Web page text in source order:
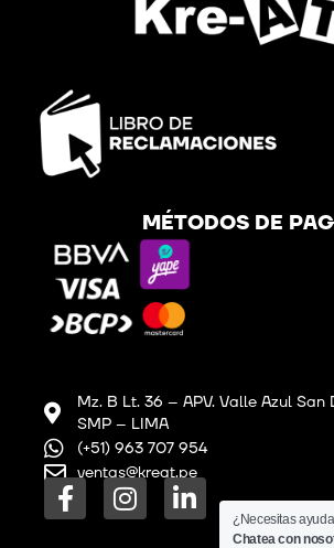
MÉTODOS DE
Mz. B Lt. 36 – APV. Valle Azul San
SMP – LIMA
(+51) 963 707 954
ventas@kreat.pe
F
a
I
n
L
i
¿Necesitas
Chatea con